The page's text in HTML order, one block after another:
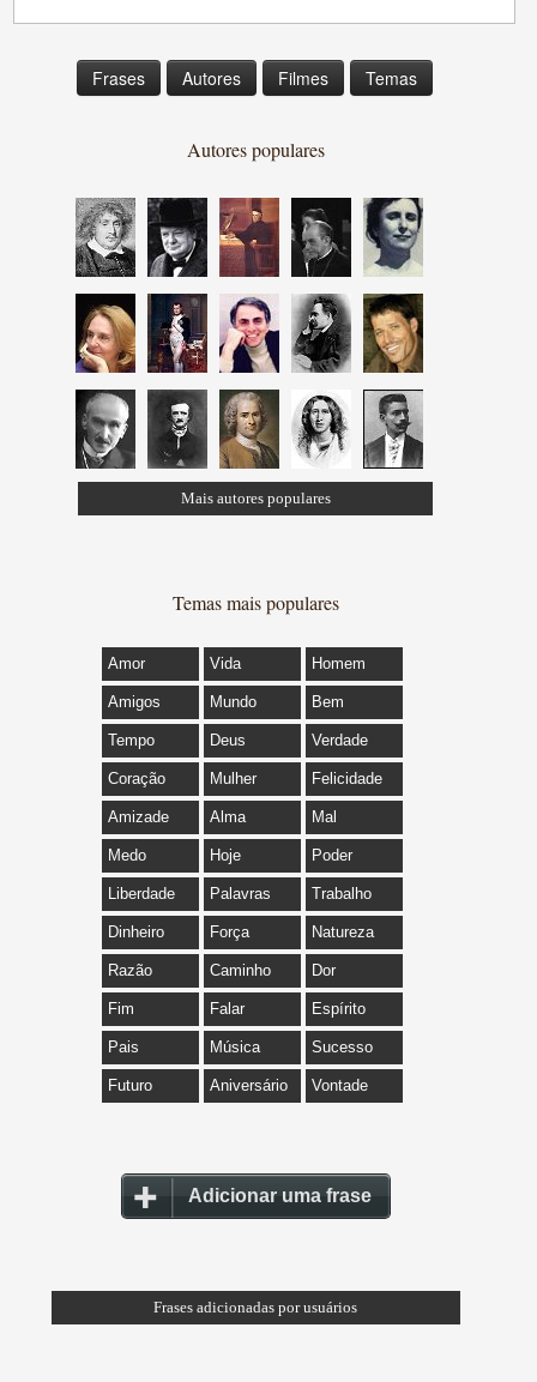
Frases Autores Filmes Temas
Autores populares
Mais autores populares
Temas mais populares
Amor Vida Homem
Amigos Mundo Bem
Tempo Deus Verdade
Coração Mulher Felicidade
Amizade Alma Mal
Medo Hoje Poder
Liberdade Palavras Trabalho
Dinheiro Força Natureza
Razão Caminho Dor
Fim Falar Espírito
Pais Música Sucesso
Futuro Aniversário Vontade
Adicionar uma frase
Frases adicionadas por usuários